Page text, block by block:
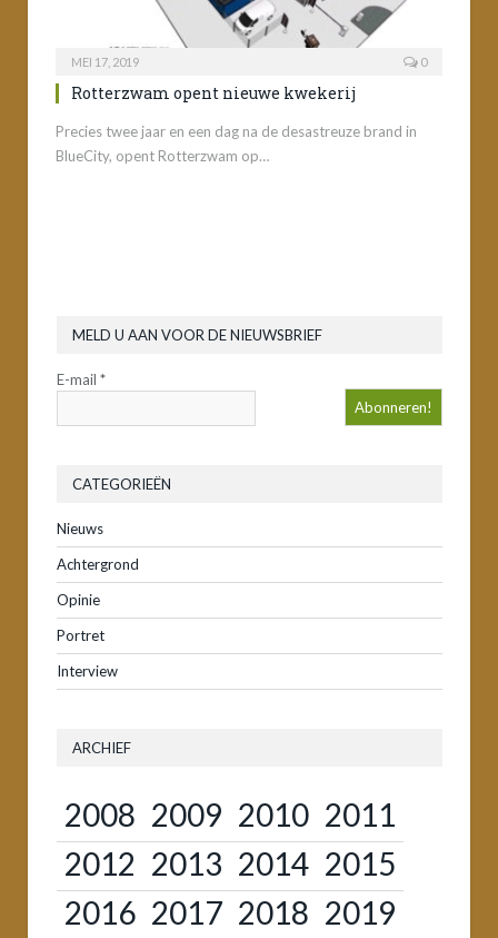
MEI 17, 2019 0
Rotterzwam opent nieuwe kwekerij
Precies twee jaar en een dag na de desastreuze brand in
BlueCity, opent Rotterzwam op…
MELD U AAN VOOR DE NIEUWSBRIEF
E-mail *
CATEGORIEËN
Nieuws
Achtergrond
Opinie
Portret
Interview
ARCHIEF
2008 2009 2010 2011
2012 2013 2014 2015
2016 2017 2018 2019